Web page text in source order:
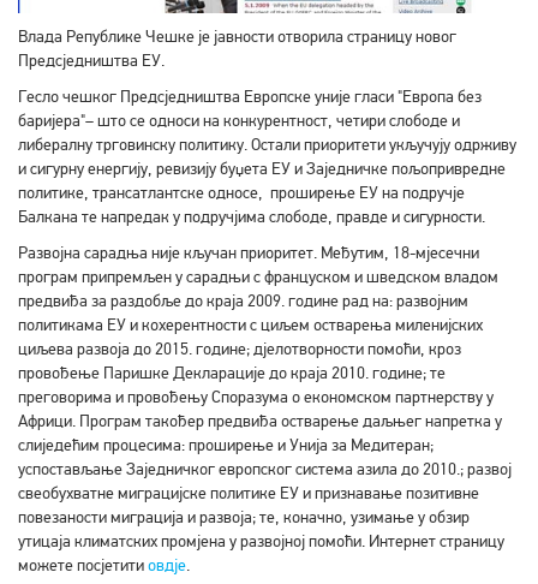
Влада Републике Чешке је јавности отворила страницу новог
Предсједништва ЕУ.
Гесло чешког Предсједништва Европске уније гласи "Европа без
баријера"– што се односи на конкурентност, четири слободе и
либералну трговинску политику. Остали приоритети укључују одрживу
и сигурну енергију, ревизију буџета ЕУ и Заједничке пољопривредне
политике, трансатлантске односе, проширење ЕУ на подручје
Балкана те напредак у подручјима слободе, правде и сигурности.
Развојна сарадња није кључан приоритет. Међутим, 18-мјесечни
програм припремљен у сарадњи с француском и шведском владом
предвиђа за раздобље до краја 2009. године рад на: развојним
политикама ЕУ и кохерентности с циљем остварења миленијских
циљева развоја до 2015. године; дјелотворности помоћи, кроз
провођење Паришке Декларације до краја 2010. године; те
преговорима и провођењу Споразума о економском партнерству у
Африци. Програм такођер предвиђа остварење даљњег напретка у
слиједећим процесима: проширење и Унија за Медитеран;
успостављање Заједничког европског система азила до 2010.; развој
свеобухватне миграцијске политике ЕУ и признавање позитивне
повезаности миграција и развоја; те, коначно, узимање у обзир
утицаја климатских промјена у развојној помоћи. Интернет страницу
можете посјетитиовдје.